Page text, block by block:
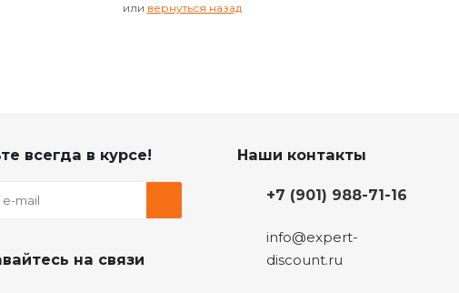
или вернуться назад
всегда в курсе!
на связи
Наши контакты
+7 (901) 988-71-16
info@expert-
discount.ru